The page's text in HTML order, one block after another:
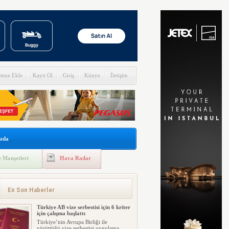
Ekle Kayıt Ol Giriş Künye İletişim
Manşetleri Hava Radar
En Son Haberler
Türkiye AB vize serbestisi için 6 kriter
için çalışma başlattı
Türkiye’nin Avrupa Birliği ile